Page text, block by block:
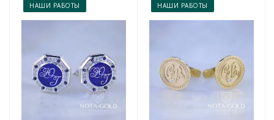
НАШИ РАБОТЫ
НАШИ РАБОТЫ